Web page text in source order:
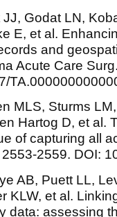
JJ, Godat LN,
E, et al.
and
Acute Care
MLS, Sturms
Hartog D, et al.
of capturing all
2553-2559. DOI:
AB, Puett LL,
KLW, et al.
data: assessing